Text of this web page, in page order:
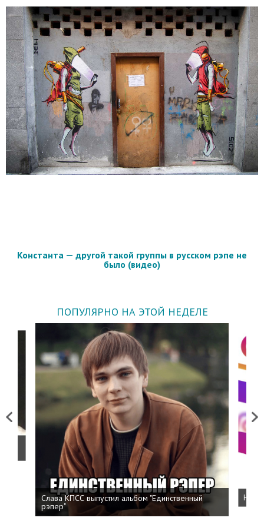
Константа — другой такой группы в русском рэпе не
было (видео)
ПОПУЛЯРНО НА ЭТОЙ НЕДЕЛЕ
Previous
Слава КПСС выпустил альбом "Единственный
рэпер"
Next